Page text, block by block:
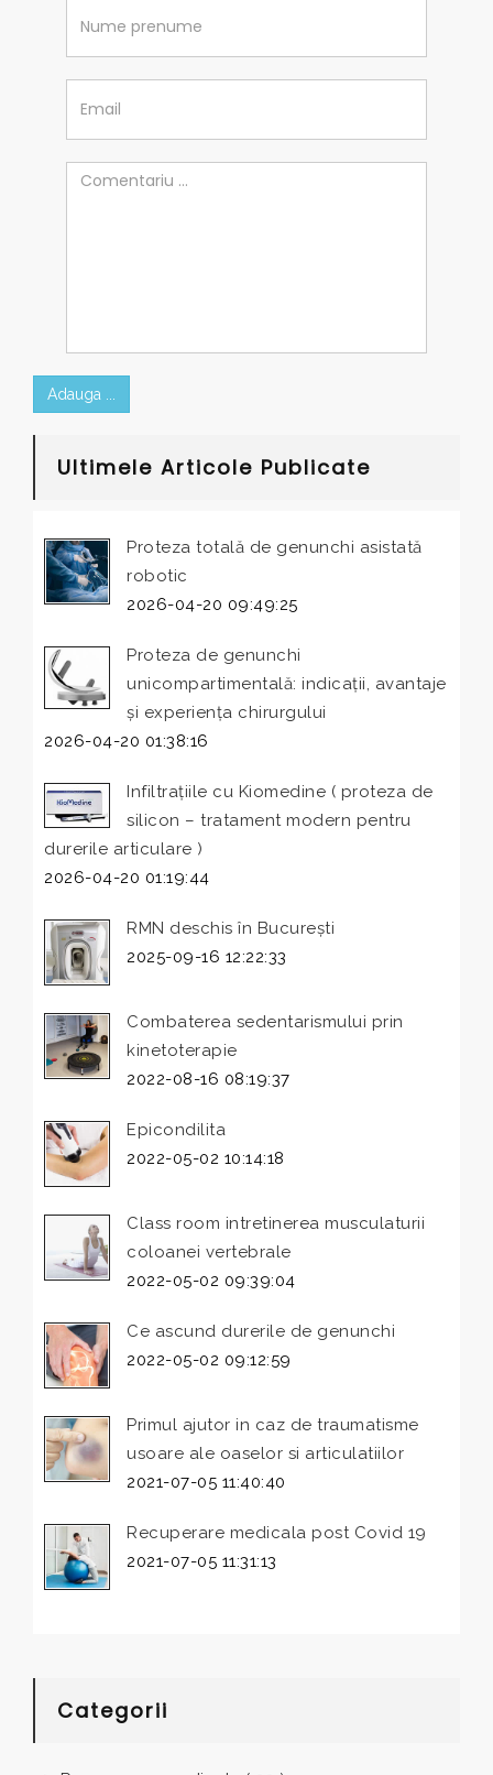
Adauga ...
Ultimele Articole Publicate
Proteza totală de genunchi asistată
robotic
2026-04-20 09:49:25
Proteza de genunchi
unicompartimentală: indicații, avantaje
și experiența chirurgului
2026-04-20 01:38:16
Infiltrațiile cu Kiomedine ( proteza de
silicon – tratament modern pentru
durerile articulare )
2026-04-20 01:19:44
RMN deschis în București
2025-09-16 12:22:33
Combaterea sedentarismului prin
kinetoterapie
2022-08-16 08:19:37
Epicondilita
2022-05-02 10:14:18
Class room intretinerea musculaturii
coloanei vertebrale
2022-05-02 09:39:04
Ce ascund durerile de genunchi
2022-05-02 09:12:59
Primul ajutor in caz de traumatisme
usoare ale oaselor si articulatiilor
2021-07-05 11:40:40
Recuperare medicala post Covid 19
2021-07-05 11:31:13
Categorii